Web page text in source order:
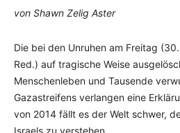
von Shawn Zelig Aster
Die bei den Unruhen am Freitag
Red.) auf tragische Weise
Menschenleben und Tausende
Gazastreifens verlangen eine
von 2014 fällt es der Welt schwer,
Israels zu verstehen.